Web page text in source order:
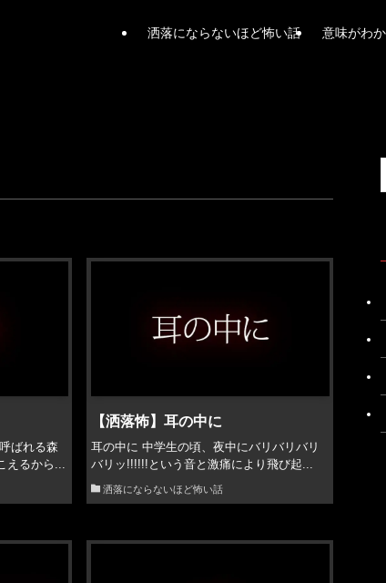
洒落にならないほど怖い話 意味がわ
ばれる森
えるから...
【洒落怖】耳の中に
耳の中に 中学生の頃、夜中にバリバリバリ
バリッ!!!!!!という音と激痛により飛び起...
洒落にならないほど怖い話